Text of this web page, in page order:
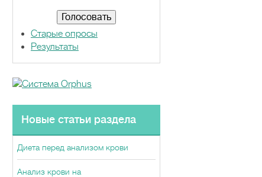
Старые опросы
Результаты
Новые статьи раздела
Диета перед анализом крови
Анализ крови на